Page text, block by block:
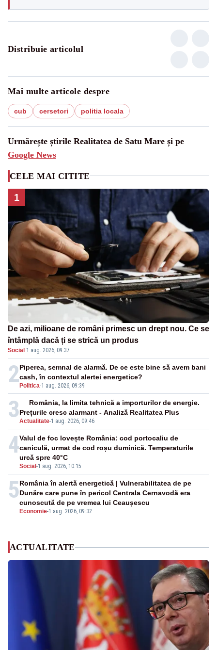
Distribuie articolul
Mai multe articole despre
cub cersetori politia locala
Urmărește știrile Realitatea de Satu Mare și pe
Google News
CELE MAI CITITE
1
De azi, milioane de români primesc un drept nou. Ce se
întâmplă dacă ți se strică un produs
Social ·1 aug. 2026, 09:37
2 Politica-1 aug. 2026, 09:39
Piperea, semnal de alarmă. De ce este bine să avem bani
cash, în contextul alertei energetice?
3Actualitate-1 aug. 2026, 09:46
România, la limita tehnică a importurilor de energie.
Prețurile cresc alarmant - Analiză Realitatea Plus
4
Social -1 aug. 2026, 10:15
Valul de foc lovește România: cod portocaliu de
caniculă, urmat de cod roșu duminică. Temperaturile
urcă spre 40°C
5
Economie-1 aug. 2026, 09:32
România în alertă energetică | Vulnerabilitatea de pe
Dunăre care pune în pericol Centrala Cernavodă era
cunoscută de pe vremea lui Ceaușescu
ACTUALITATE